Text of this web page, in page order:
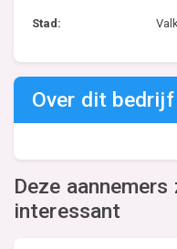
Stad:
Over dit bedrijf
Deze
interessant